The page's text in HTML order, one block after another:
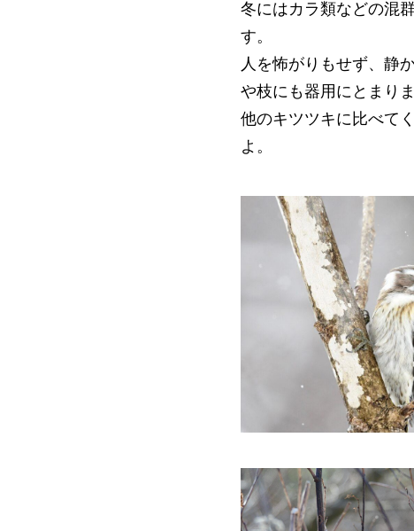
冬にはカラ類などの混
す。
人を怖がりもせず、静
や枝にも器用にとまりま
他のキツツキに比べて
よ。